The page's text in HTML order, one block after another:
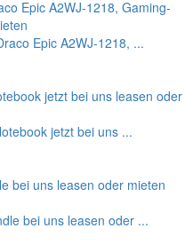
Epic A2WJ-1218, ...
jetzt bei uns ...
bei uns leasen oder ...